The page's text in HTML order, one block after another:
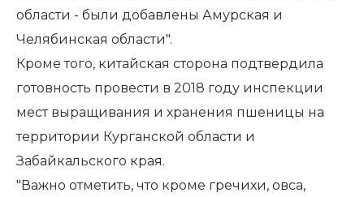
области - были добавлены Амурская и
Челябинская области".
Кроме того, китайская сторона подтвердила
готовность провести в 2018 году инспекции
мест выращивания и хранения пшеницы на
территории Курганской области и
Забайкальского края.
"Важно отметить, что кроме гречихи, овса,